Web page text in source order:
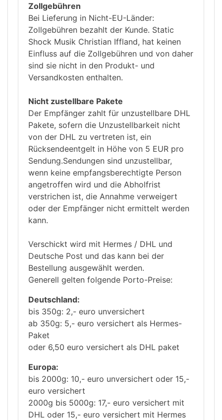
Zollgebühren
Bei Lieferung in Nicht-EU-Länder:
Zollgebühren bezahlt der Kunde. Static
Shock Musik Christian Iffland, hat keinen
Einfluss auf die Zollgebühren und von daher
sind sie nicht in den Produkt- und
Versandkosten enthalten.
Nicht zustellbare Pakete
Der Empfänger zahlt für unzustellbare DHL
Pakete, sofern die Unzustellbarkeit nicht
von der DHL zu vertreten ist, ein
Rücksendeentgelt in Höhe von 5 EUR pro
Sendung.Sendungen sind unzustellbar,
wenn keine empfangsberechtigte Person
angetroffen wird und die Abholfrist
verstrichen ist, die Annahme verweigert
oder der Empfänger nicht ermittelt werden
kann.
Verschickt wird mit Hermes / DHL und
Deutsche Post und das kann bei der
Bestellung ausgewählt werden.
Generell gelten folgende Porto-Preise:
Deutschland:
bis 350g: 2,- euro unversichert
ab 350g: 5,- euro versichert als Hermes-
Paket
oder 6,50 euro versichert als DHL paket
Europa:
bis 2000g: 10,- euro unversichert oder 15,-
euro versichert
2000g bis 5000g: 17,- euro versichert mit
DHL oder 15,- euro versichert mit Hermes